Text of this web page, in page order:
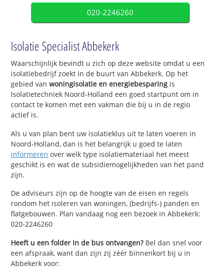
020-2246260
Isolatie Specialist Abbekerk
Waarschijnlijk bevindt u zich op deze website omdat u een
isolatiebedrijf zoekt in de buurt van Abbekerk. Op het
gebied vanwoningisolatie en energiebesparing is
Isolatietechniek Noord-Holland een goed startpunt om in
contact te komen met een vakman die bij u in de regio
actief is.
Als u van plan bent uw isolatieklus uit te laten voeren in
Noord-Holland, dan is het belangrijk u goed te laten
informeren over welk type isolatiemateriaal het meest
geschikt is en wat de subsidiemogelijkheden van het pand
zijn.
De adviseurs zijn op de hoogte van de eisen en regels
rondom het isoleren van woningen, (bedrijfs-) panden en
flatgebouwen. Plan vandaag nog een bezoek in Abbekerk:
020-2246260
Heeft u een folder in de bus ontvangen?Bel dan snel voor
een afspraak, want dan zijn zij zéér binnenkort bij u in
Abbekerk voor: